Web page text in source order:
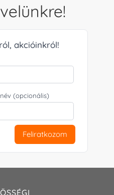
akcióinkról!
(opcionális)
Feliratkozom